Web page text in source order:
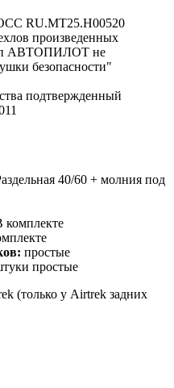
RU.МТ25.Н00520
произведенных
АВТОПИЛОТ не
безопасности"
подтвержденный
40/60 + молния под
комплекте
простые
простые
(только у Airtrek задних